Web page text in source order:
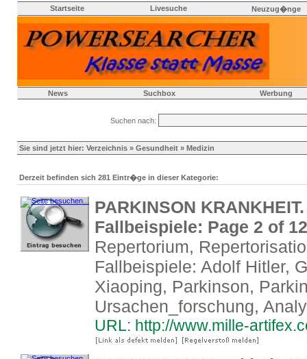
Startseite Livesuche Neuzug�nge
News Suchbox Werbung
Suchen nach:
Sie sind jetzt hier: Verzeichnis » Gesundheit » Medizin
Derzeit befinden sich 281 Eintr�ge in dieser Kategorie:
PARKINSON
Fallbeispiele: Page 2 of 12
Repertorium,
Fallbeispiele: Adolf Hitler,
Xiaoping, Parkinson,
Ursachen_forschung,
URL: http://www.mille-